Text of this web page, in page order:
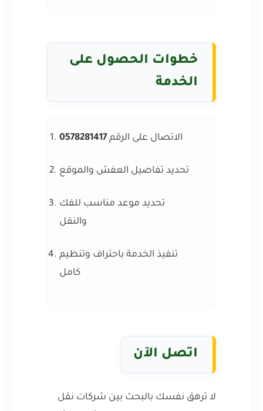
خطوات الحصول على
الخدمة
الاتصال على الرقم 0578281417
تحديد تفاصيل العفش والموقع
تحديد موعد مناسب للفك
والنقل
تنفيذ الخدمة باحتراف وتنظيم
كامل
اتصل الآن
لا ترهق نفسك بالبحث بين شركات نقل